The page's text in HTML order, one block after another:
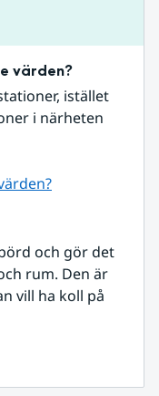
värden?
istället
i närheten
och gör det
rum. Den är
vill ha koll på